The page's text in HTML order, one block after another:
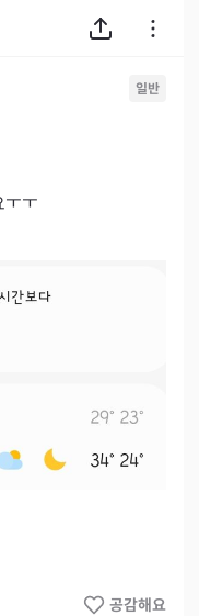
일반
ㅜㅜ
공감해요